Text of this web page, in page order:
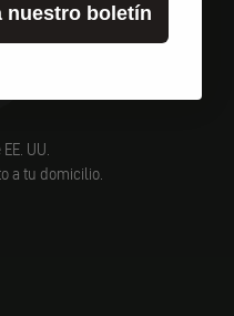
UU.
a tu domicilio.
nuestro boletín